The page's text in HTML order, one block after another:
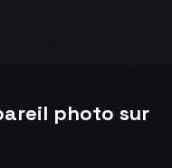
photo sur